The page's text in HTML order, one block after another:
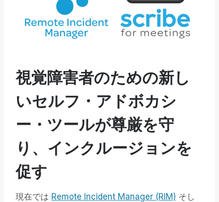
視覚障害者のための新し
いセルフ・アドボカシ
ー・ツールが尊厳を守
り、インクルージョンを
促す
現在では Remote Incident Manager (RIM) そし